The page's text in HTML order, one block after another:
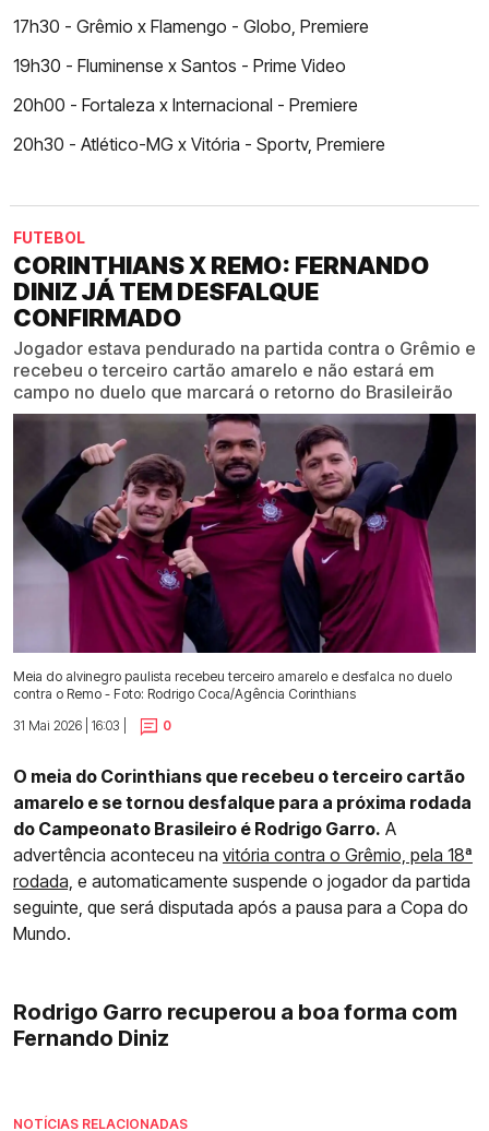
17h30 - Grêmio x Flamengo - Globo, Premiere ​
19h30 - Fluminense x Santos - Prime Video
20h00 - Fortaleza x Internacional - Premiere
20h30 - Atlético-MG x Vitória - Sportv, Premiere ​
FUTEBOL
CORINTHIANS X REMO: FERNANDO
DINIZ JÁ TEM DESFALQUE
CONFIRMADO
Jogador estava pendurado na partida contra o Grêmio e
recebeu o terceiro cartão amarelo e não estará em
campo no duelo que marcará o retorno do Brasileirão
Meia do alvinegro paulista recebeu terceiro amarelo e desfalca no duelo
contra o Remo - Foto: Rodrigo Coca/Agência Corinthians
31 Mai 2026 | 16:03 |
0
O meia do Corinthians que recebeu o terceiro cartão
amarelo e se tornou desfalque para a próxima rodada
do Campeonato Brasileiro é Rodrigo Garro. A
advertência aconteceu na vitória contra o Grêmio, pela 18ª
rodada, e automaticamente suspende o jogador da partida
seguinte, que será disputada após a pausa para a Copa do
Mundo.
Rodrigo Garro recuperou a boa forma com
Fernando Diniz
NOTÍCIAS RELACIONADAS